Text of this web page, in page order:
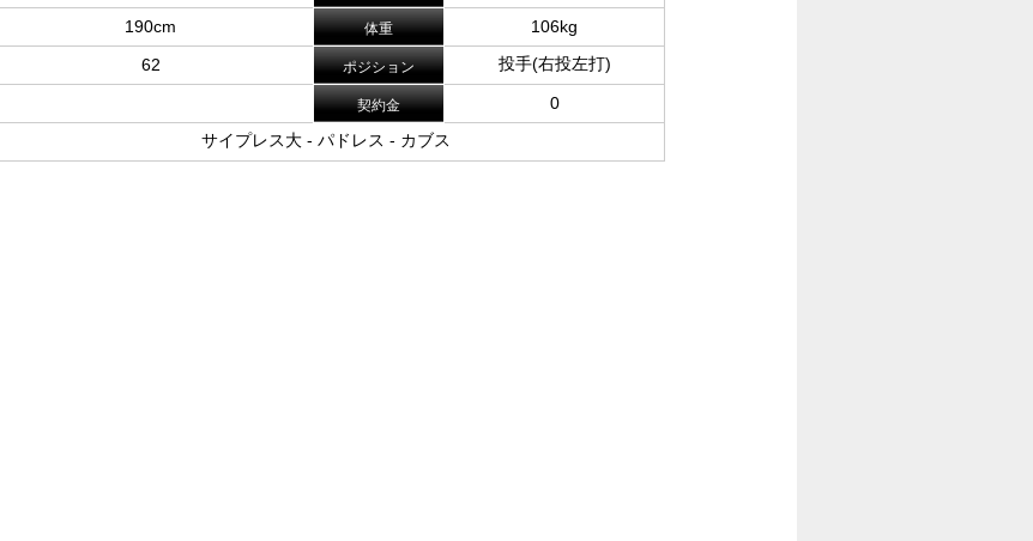
190cm 体重 106kg
62 ポジション 投手(右投左打)
契約金 0
サイプレス大 - パドレス - カブス